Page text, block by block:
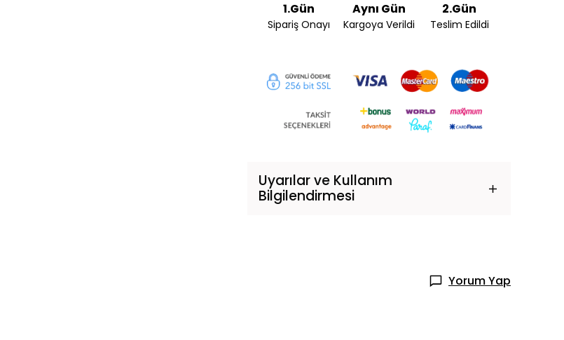
1.Gün
Sipariş Onayı
Aynı Gün
Kargoya Verildi
2.Gün
Teslim Edildi
Uyarılar ve Kullanım
Bilgilendirmesi
Yorum Yap